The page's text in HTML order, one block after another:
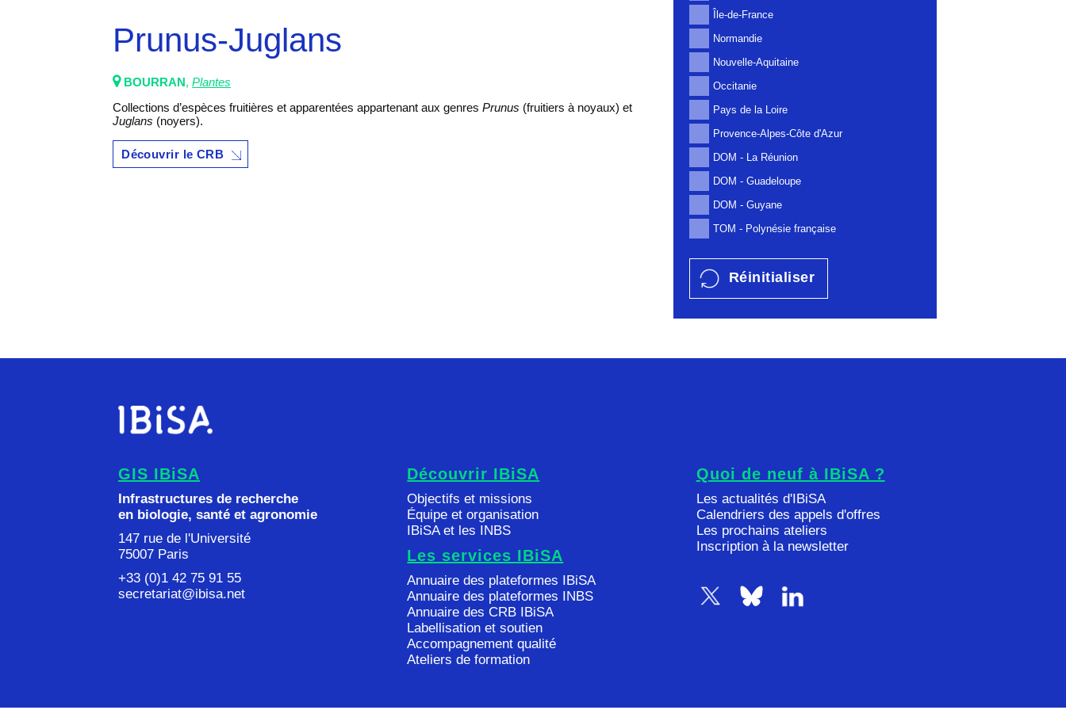
Prunus-Juglans
BOURRAN,Plantes
Collections d’espèces fruitières et apparentées appartenant aux genresPrunus (fruitiers à noyaux) et
Juglans (noyers).
Découvrir le CRB
Île-de-France
Normandie
Nouvelle-Aquitaine
Occitanie
Pays de la Loire
Provence-Alpes-Côte d'Azur
DOM - La Réunion
DOM - Guadeloupe
DOM - Guyane
TOM - Polynésie française
Réinitialiser
GIS IBiSA
Infrastructures de recherche
en biologie, santé et agronomie
147 rue de l'Université
75007 Paris
+33 (0)1 42 75 91 55
secretariat@ibisa.net
Découvrir IBiSA
Objectifs et missions
Équipe et organisation
IBiSA et les INBS
Les services IBiSA
Annuaire des plateformes IBiSA
Annuaire des plateformes INBS
Annuaire des CRB IBiSA
Labellisation et soutien
Accompagnement qualité
Ateliers de formation
Quoi de neuf à IBiSA ?
Les actualités d'IBiSA
Calendriers des appels d'offres
Les prochains ateliers
Inscription à la newsletter